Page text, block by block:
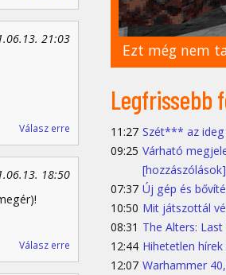
21:03
Válasz erre
18:50
Válasz erre
Ezt még nem
Legfrissebb
11:27 Szét*** az ideg
09:25 Várható
[hozzászólások]
07:37 Új gép és
10:50 Mit játszottál
08:31 The Alters:
12:44 Hihetetlen
12:07 Warhammer